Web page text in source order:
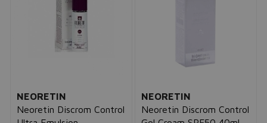
NEORETIN
Neoretin Discrom Control
NEORETIN
Neoretin Discrom Control